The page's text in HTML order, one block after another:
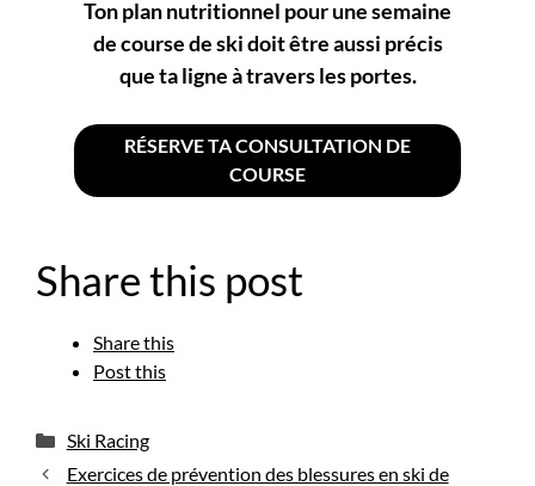
Ton plan nutritionnel pour une semaine
de course de ski doit être aussi précis
que ta ligne à travers les portes.
RÉSERVE TA CONSULTATION DE
COURSE
Share this post
Share this
Post this
Catégories
Ski Racing
Exercices de prévention des blessures en ski de